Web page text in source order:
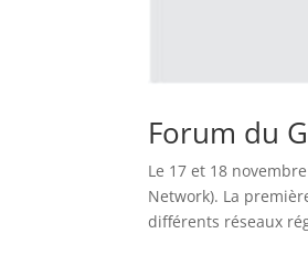
Forum du
Le 17 et 18
Network). La
différents réseaux